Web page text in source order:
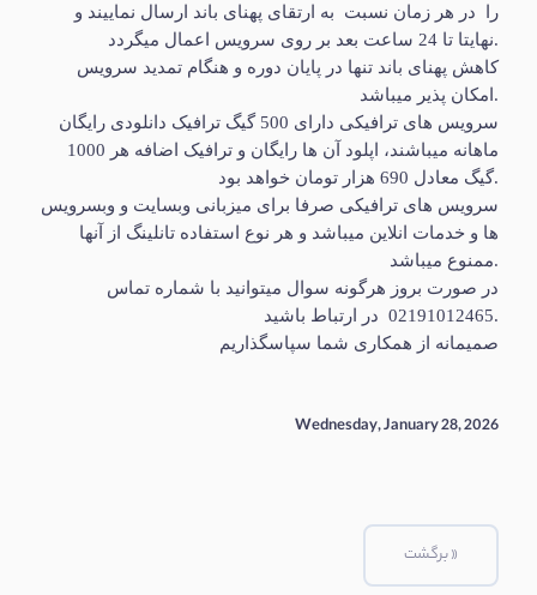
سفارش
کولوکیشن
سفارش
سرور
میکروتیک
سفارش
لایسنس
جدید
کانفیگ
دامنه
را در هر زمان نسبت به ارتقای پهنای باند ارسال نماییند و
نهایتا تا 24 ساعت بعد بر روی سرویس اعمال میگردد.
کاهش پهنای باند تنها در پایان دوره و هنگام تمدید سرویس
امکان پذیر میباشد.
سرویس های ترافیکی دارای 500 گیگ ترافیک دانلودی رایگان
ماهانه میباشند، اپلود آن ها رایگان و ترافیک اضافه هر 1000
گیگ معادل 690 هزار تومان خواهد بود.
سرویس های ترافیکی صرفا برای میزبانی وبسایت و وبسرویس
ها و خدمات انلاین میباشد و هر نوع استفاده تانلینگ از آنها
ممنوع میباشد.
در صورت بروز هرگونه سوال میتوانید با شماره تماس
02191012465 در ارتباط باشید.
صمیمانه از همکاری شما سپاسگذاریم
Wednesday, January 28, 2026
« برگشت